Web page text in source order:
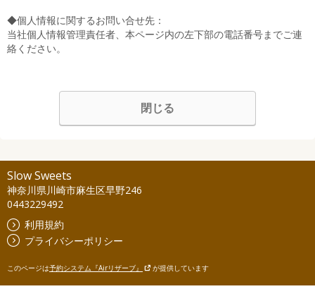
◆個人情報に関するお問い合せ先：
当社個人情報管理責任者、本ページ内の左下部の電話番号までご連
絡ください。
閉じる
Slow Sweets
神奈川県川崎市麻生区早野246
0443229492
利用規約
プライバシーポリシー
このページは予約システム『Airリザーブ』 が提供しています